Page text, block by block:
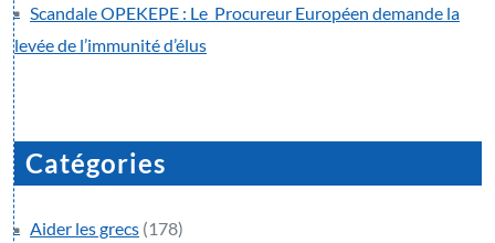
Scandale OPEKEPE : Le Procureur Européen demande la
levée de l’immunité d’élus
Catégories
Aider les grecs (178)